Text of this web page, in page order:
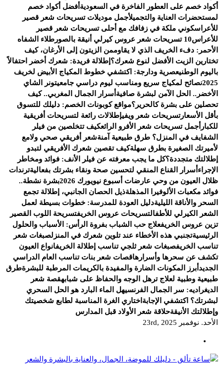
أكواد خصم على العطور الفاخرة في السعودية أفضل أكواد خصم
لمستحضرات العناية والتجميلأجمل موديلات تسريحات شعر قصير
للأعراسكوني ملكة في زفافك مع أحلى تسريحات شعر قصير
للأعراس10 تسريحات شعر عروس كيرلي أنيقة بالصور
طلاء الشفاه
الأحمر: دفء الخريف الذي لا يقاوممن الزيتون إلى الأرغان، كيف
تختارين الزيت الأفضل لنوع شعرك؟ إطلالة فريدة: شعرك أخضر احتفالاً
باليوم الوطنيعصرية ودارجة: اكتشفي خطوط المكياج الأبيض لخريف
2025نصائح لمكياج سريع ومناسب ليوم دراسي جامعيتونر الشاي
الأخضر.. الحل الآمن لبشرة صافية أسرار الجمال المغربي.. كيف
تحصلين على بشرة كالحرير؟مواقع كوبونات الخصم: دليلك للتسوق
بأقل الأسعارتسريحات شعر ويفيإطلالات رائعة لتسريحات أفريقية
للكبار أجمل تسريحات شعر الأفرو الرائعكيف تتخلصين من فيلر
الشفايف في المنزل؟ طرق طبيعية آمنةشعر أفريقي صحي ولامع
لأميرتك الصغيرة بطرق سهلةكيف تقصين شعرك الأفريقي لتبدو
إطلالتك متجددة؟كل ما يجب معرفته عن فيلر الأنف: فوائد ومخاطر
الإجراء أسرار القناع المنقي لتحسين صحة ونقاء بشرتك بفعاليةترندات
ظلال العيون من وحي عارضات أسبوع نيويورك 2026
بشرة نشطة..
فوائد مكعبات الألوفيرا المذهلةذيل الحصان الجانبي، إطلالة تجمع
السحر والأناقة الليليةدليل العودة للمدرسة: خطوات بسيطة لعمل
الشعر الكيرلي للأطفالتسريحات عروس الخريفتسريحة اللوب القصير
تزين عروس الخريفعلاج حب الشباب بفروة الرأس: الأسباب والحلول
الرئيسيةتجنبي هذه الأخطاء عند تلوين شعرك في المنزلصبغات شعر
تناسب الخريفصبغات شعر ثلجي تناسب إطلالة الخريفانواع العيون
تكشف عن سحرها وأسرارهاقصات شعر بنات تناسب العام الدراسي
الجديد أبرز المكونات الضارة والمفيدة بالكريمات المرطبة للبشرةطرق
طبيعية وطبية لعلاج ترهل الوجه والحفاظ على شبابهقصة شعر
الديغراديه: سر الجمال الفرنسيهل الماء البارد هو الحل السحري
لبشرتك؟ اكتشفي الإجابة اختاري الغرة المناسبة لطابع شخصيتك
وإطلالتك الأنيقةحلاقة شعر الأولاد قبل المدارس
الأحد. نوفمبر 23rd, 2025